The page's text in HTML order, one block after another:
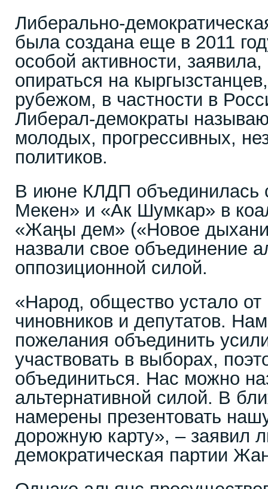
Либерально-
была создана еще в 2011
особой активности,
опираться на
рубежом, в частности в
Либерал-демократы
молодых, прогрессивных,
политиков.
В июне КЛДП объединилась
Мекен» и «Ак Шумкар» в
«Жаңы дем» («Новое
назвали свое объединение
оппозиционной силой.
«Народ, общество устало
чиновников и депутатов.
пожелания объединить
участвовать в выборах,
объединиться. Нас можно
альтернативной силой. В
намерены презентовать
дорожную карту», – заявил
демократическая партии